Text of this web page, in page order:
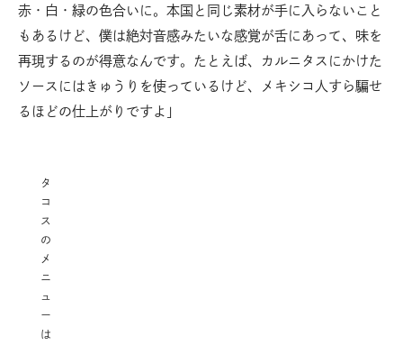
赤・白・緑の色合いに。本国と同じ素材が手に入らないこと
もあるけど、僕は絶対音感みたいな感覚が舌にあって、味を
再現するのが得意なんです。たとえば、カルニタスにかけた
ソースにはきゅうりを使っているけど、メキシコ人すら騙せ
るほどの仕上がりですよ」
タ
コ
ス
の
メ
ニ
ュ
ー
は